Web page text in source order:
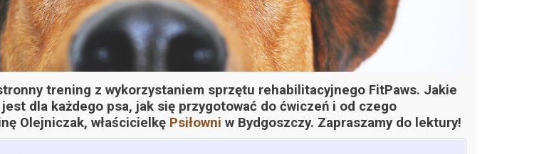
trening z wykorzystaniem sprzętu rehabilitacyjnego FitPaws. Jakie
dla każdego psa, jak się przygotować do ćwiczeń i od czego
Olejniczak, właścicielkę Psiłowni w Bydgoszczy. Zapraszamy do lektury!